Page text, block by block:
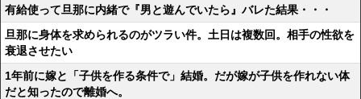
有給使って旦那に内緒で『男と遊んでいたら』バレた結果・・・
旦那に身体を求められるのがツラい件。土日は複数回。相手の性欲を
衰退させたい
1年前に嫁と「子供を作る条件で」結婚。だが嫁が子供を作れない体
だと知ったので離婚へ。